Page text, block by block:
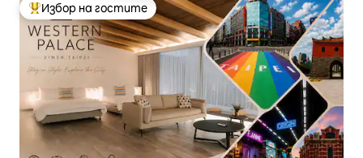
Най-популярен избор на гостите
Избор на гостите